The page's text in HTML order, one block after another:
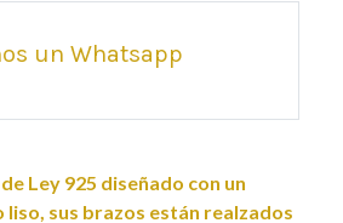
un Whatsapp
Ley 925 diseñado con un
liso, sus brazos están realzados